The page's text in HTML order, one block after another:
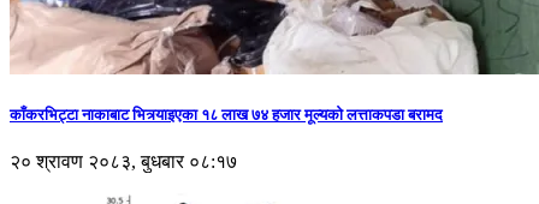
काँकरभिट्टा नाकाबाट भित्र्याइएका १८ लाख ७४ हजार मूल्यकाे लत्ताकपडा बरामद
२० श्रावण २०८३, बुधबार ०८:१७